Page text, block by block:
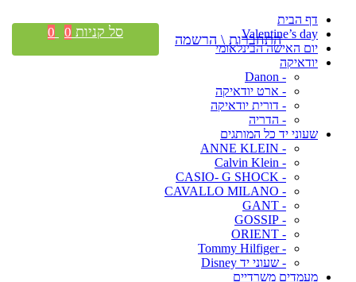
דף הבית
Valentine’s day
יום האישה הבינלאומי
יודאיקה
- Danon
- ארט יודאיקה
- דורית יודאיקה
- הדריה
שעוני יד כל המותגים
- ANNE KLEIN
- Calvin Klein
- CASIO- G SHOCK
- CAVALLO MILANO
- GANT
- GOSSIP
- ORIENT
- Tommy Hilfiger
- שעוני יד Disney
מעמדים משרדיים
התחברות \ הרשמה סל קניות 0
0